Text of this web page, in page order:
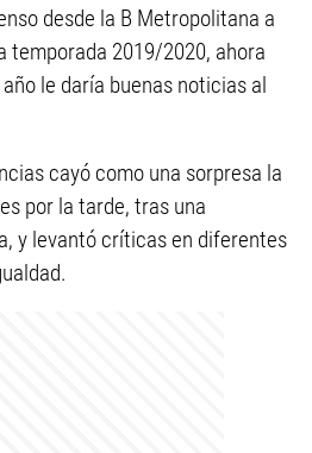
desde la B Metropolitana a
temporada 2019/2020, ahora
le daría buenas noticias al
cayó como una sorpresa la
por la tarde, tras una
y levantó críticas en diferentes